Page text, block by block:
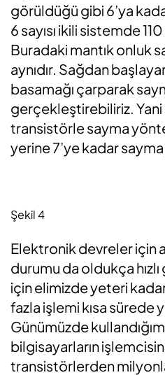
görüldüğü gibi 6’ya
6 sayısı ikili sistemde
Buradaki mantık onluk
aynıdır. Sağdan
basamağı çarparak
gerçekleştirebiliriz. Yani
transistörle sayma
yerine 7’ye kadar
Şekil 4
Elektronik devreler için
durumu da oldukça
için elimizde yeteri
fazla işlemi kısa sürede
Günümüzde
bilgisayarların
transistörlerden